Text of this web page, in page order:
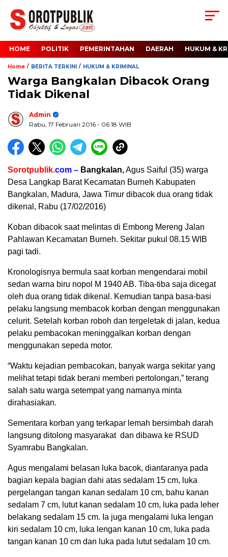
HOME POLITIK PEMERINTAHAN DAERAH HUKUM &
Home / BERITA TERKINI / HUKUM & KRIMINAL
Warga Bangkalan Dibacok Orang
Tidak Dikenal
Admin
Rabu, 17 Februari 2016 - 06:18 WIB
Sorotpublik.com – Bangkalan,Agus Saiful (35) warga
Desa Langkap Barat Kecamatan Burneh Kabupaten
Bangkalan, Madura, Jawa Timur dibacok dua orang tidak
dikenal, Rabu (17/02/2016)
Koban dibacok saat melintas di Embong Mereng Jalan
Pahlawan Kecamatan Burneh. Sekitar pukul 08.15 WIB
pagi tadi.
Kronologisnya bermula saat korban mengendarai mobil
sedan warna biru nopol M 1940 AB. Tiba-tiba saja dicegat
oleh dua orang tidak dikenal. Kemudian tanpa basa-basi
pelaku langsung membacok korban dengan menggunakan
celurit. Setelah korban roboh dan tergeletak di jalan, kedua
pelaku pembacokan meninggalkan korban dengan
menggunakan sepeda motor.
“Waktu kejadian pembacokan, banyak warga sekitar yang
melihat tetapi tidak berani memberi pertolongan,” terang
salah satu warga setempat yang namanya minta
dirahasiakan.
Sementara korban yang terkapar lemah bersimbah darah
langsung ditolong masyarakat dan dibawa ke RSUD
Syamrabu Bangkalan.
Agus mengalami belasan luka bacok, diantaranya pada
bagian kepala bagian dahi atas sedalam 15 cm, luka
pergelangan tangan kanan sedalam 10 cm, bahu kanan
sedalam 7 cm, lutut kanan sedalam 10 cm, luka pada leher
belakang sedalam 15 cm. Ia juga mengalami luka lengan
kiri sedalam 10 cm, luka lengan kanan 10 cm, luka pada
tangan kanan 10 cm dan luka pada lutut sedalam 10 cm.